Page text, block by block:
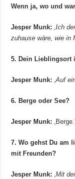
Wenn ja, wo und
Jesper Munk: ‚Ich
zuhause wäre, wie in
5. Dein Lieblingsort
Jesper Munk: ‚Auf
6. Berge oder See?
Jesper Munk: ‚Berge.‘
7. Wo gehst Du am
mit Freunden?
Jesper Munk: ‚Mit